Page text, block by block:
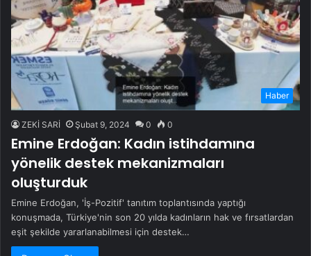
Haber
ZEKİ SARİ Şubat 9, 2024 0 0
Emine Erdoğan: Kadın istihdamına
yönelik destek mekanizmaları
oluşturduk
Emine Erdoğan, 'İş-Pozitif' tanıtım toplantısında yaptığı
konuşmada, Türkiye'nin son 20 yılda kadınların hak ve fırsatlardan
eşit şekilde yararlanabilmesi için destek…